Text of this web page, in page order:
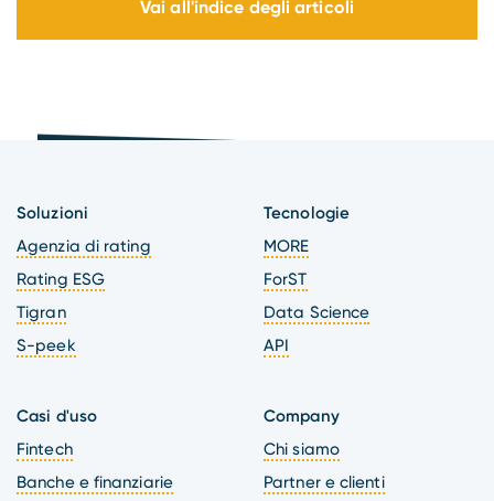
Vai all'indice degli articoli
Soluzioni
Agenzia di rating
Rating ESG
Tigran
S-peek
Tecnologie
MORE
ForST
Data Science
API
Casi d'uso
Fintech
Banche e finanziarie
Company
Chi siamo
Partner e clienti